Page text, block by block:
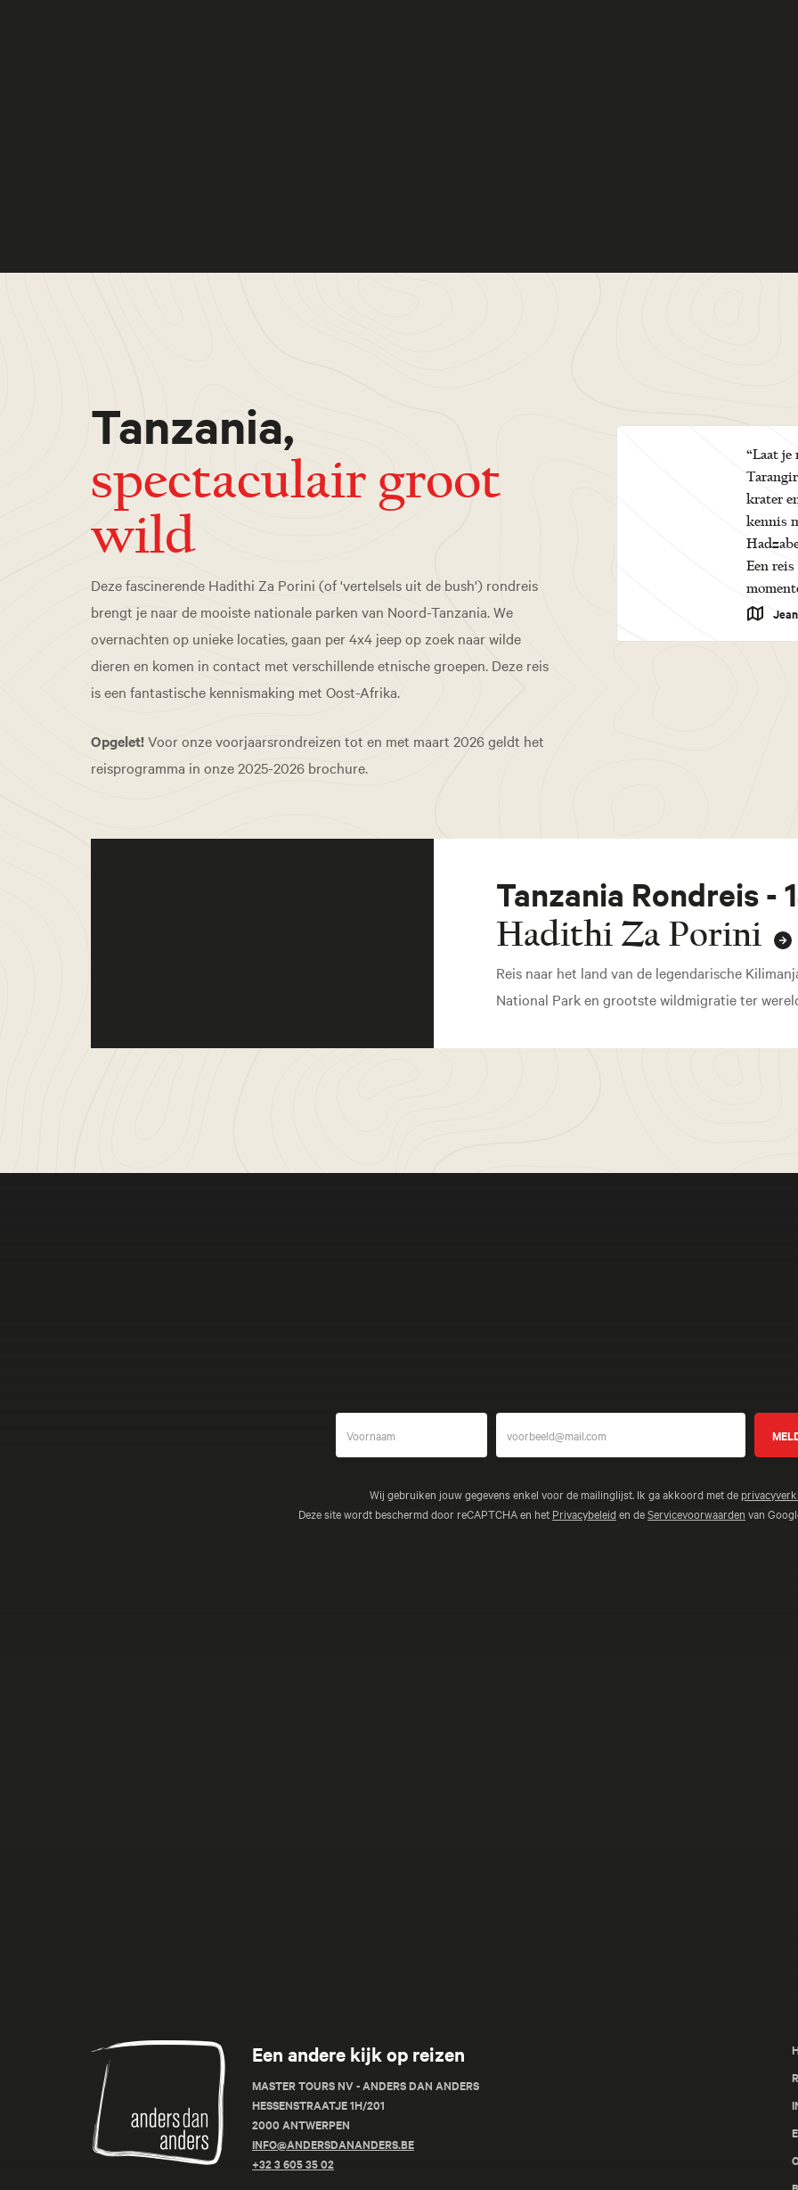
Tanzania,
spectaculair groot
wild
Deze fascinerende Hadithi Za Porini (of 'vertelsels uit de bush') rondreis
brengt je naar de mooiste nationale parken van Noord-Tanzania. We
overnachten op unieke locaties, gaan per 4x4 jeep op zoek naar wilde
dieren en komen in contact met verschillende etnische groepen. Deze reis
is een fantastische kennismaking met Oost-Afrika.
Opgelet!Voor onze voorjaarsrondreizen tot en met maart 2026 geldt het
reisprogramma in onze 2025-2026 brochure.
“Laat je
krater
kennis
Een
Tanzania Rondreis -
Hadithi Za Porini
Reis naar het land van de legendarische
National Park en grootste wildmigratie ter
Wij gebruiken jouw gegevens enkel voor de mailinglijst. Ik ga akkoord met de
Deze site wordt beschermd door reCAPTCHA en het Privacybeleid en deServicevoorwaarden van
Anders
dan
Anders
Een andere kijk op reizen
MASTER TOURS NV - ANDERS DAN ANDERS
HESSENSTRAATJE 1H/201
2000 ANTWERPEN
INFO@ANDERSDANANDERS.BE
+32 3 605 35 02